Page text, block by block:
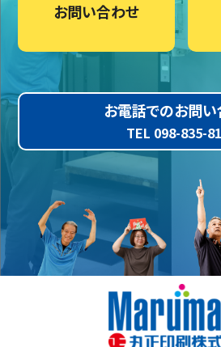
お問い合わせ
お電話でのお問
TEL 098-835-